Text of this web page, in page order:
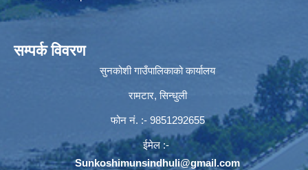
सम्पर्क विवरण
सुनकोशी गाउँपालिकाको कार्यालय
रामटार, सिन्धुली
फोन नं‍. :- 9851292655
ईमेल :-
Sunkoshimunsindhuli@gmail.com